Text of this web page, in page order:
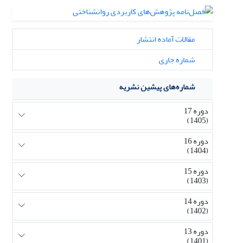
مقالات آماده انتشار
شماره جاری
شماره‌های پیشین نشریه
دوره 17
(1405)
دوره 16
(1404)
دوره 15
(1403)
دوره 14
(1402)
دوره 13